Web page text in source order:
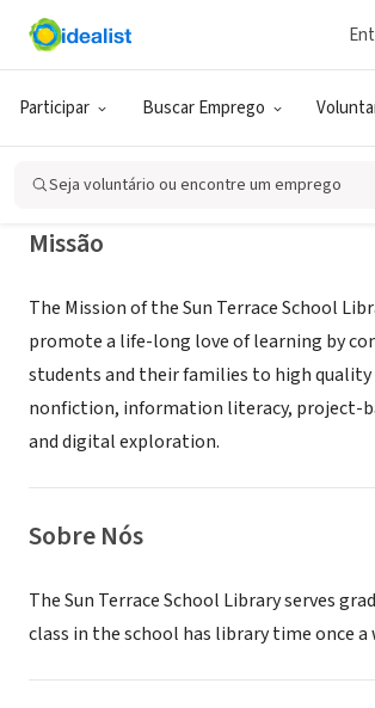
Participar Buscar Emprego
Seja voluntário ou encontre um emprego
ONG (SETOR SOCIAL)
Sun Terrace Elementary
Missão
The Mission of the Sun Terrace School
promote a life-long love of learning by
students and their families to high
nonfiction, information literacy, project-
and digital exploration.
Sobre Nós
The Sun Terrace School Library serves
class in the school has library time once a